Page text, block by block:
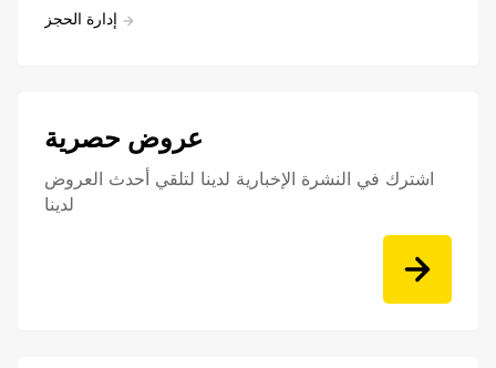
إدارة الحجز
عروض حصرية
اشترك في النشرة الإخبارية لدينا لتلقي أحدث العروض
لدينا